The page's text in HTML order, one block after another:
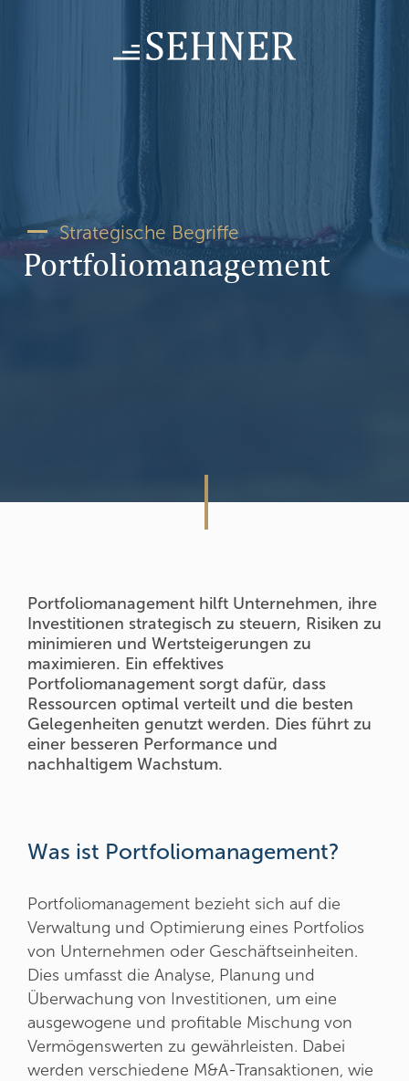
Strategische Begriffe
Portfoliomanagement
Portfoliomanagement hilft Unternehmen, ihre
Investitionen strategisch zu steuern, Risiken zu
minimieren und Wertsteigerungen zu
maximieren. Ein effektives
Portfoliomanagement sorgt dafür, dass
Ressourcen optimal verteilt und die besten
Gelegenheiten genutzt werden. Dies führt zu
einer besseren Performance und
nachhaltigem Wachstum.
Was ist Portfoliomanagement?
Portfoliomanagement bezieht sich auf die
Verwaltung und Optimierung eines Portfolios
von Unternehmen oder Geschäftseinheiten.
Dies umfasst die Analyse, Planung und
Überwachung von Investitionen, um eine
ausgewogene und profitable Mischung von
Vermögenswerten zu gewährleisten. Dabei
werden verschiedene M&A-Transaktionen, wie